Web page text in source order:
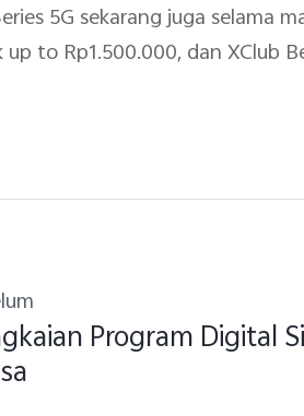
5G sekarang juga selama
up to Rp1.500.000, dan
Program Digital